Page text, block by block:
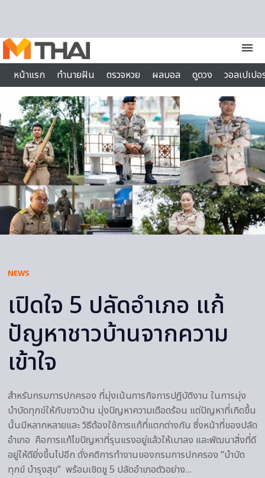
menu
หน้าแรก
ทำนายฝัน ตรวจหวย ผลบอล ดูดวง
วอลเปเป
ไลฟ์สไตล์
NEWS
เปิดใจ 5 ปลัดอำเภอ แก้
ปัญหาชาวบ้านจากความ
เข้าใจ
สำหรับกรมการปกครอง ที่มุ่งเน้นภารกิจการปฎิบัติงาน ในการมุ่ง
บำบัดทุกข์ให้กับชาวบ้าน มุ่งปัญหาความเดือดร้อน แต่ปัญหาที่เกิดขึ้น
นั้นมีหลากหลายและ วิธีต้องใช้การแก้ที่แตกต่างกัน ซึ่งหน้าที่ของปลัด
อำเภอ คือการแก้ไขปัญหาที่รุนแรงอยู่แล้วให้เบาลง และพัฒนาสิ่งที่ดี
อยู่ให้ดียิ่งขึ้นไปอีก ดั่งคติการทำงานของกรมการปกครอง “บำบัด
ทุกข์ บำรุงสุข” พร้อมเชิดชู 5 ปลัดอำเภอตัวอย่าง…